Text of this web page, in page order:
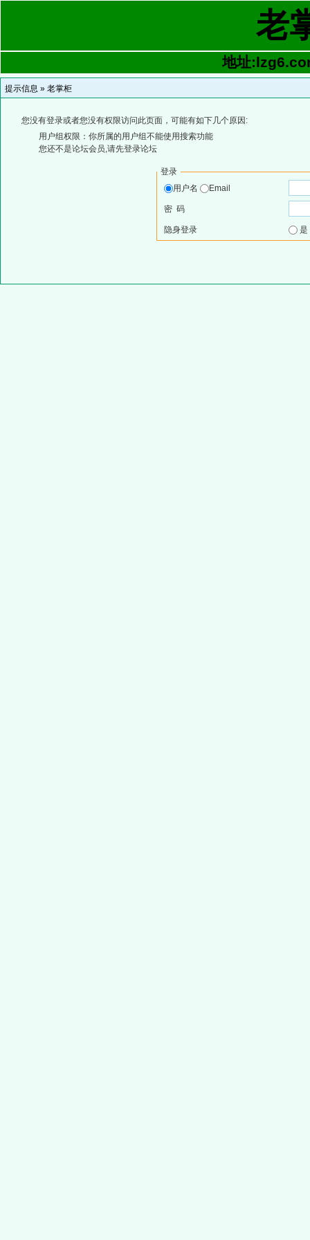
老
地址
提示信息 » 老掌柜
您没有登录或者您没有权限访问此页面，可能有如下几个原因:
用户组权限：你所属的用户组不能使用搜索功能
您还不是论坛会员,请先登录论坛
登录
用户名
Email
密 码
隐身登录